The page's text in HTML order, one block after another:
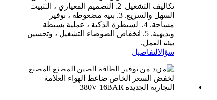
تكاليف التشغيل. 2. التصميم المعياري ، التثبيت
السهل والسريع. 3. بنية مضغوطة ، توفير
مساحة. 4. السيطرة الذكية ، عملية بسيطة
وبديهية. 5. انخفاض الضوضاء التشغيل ، وتحسين
بيئة العمل.
سؤالالتفاصيل